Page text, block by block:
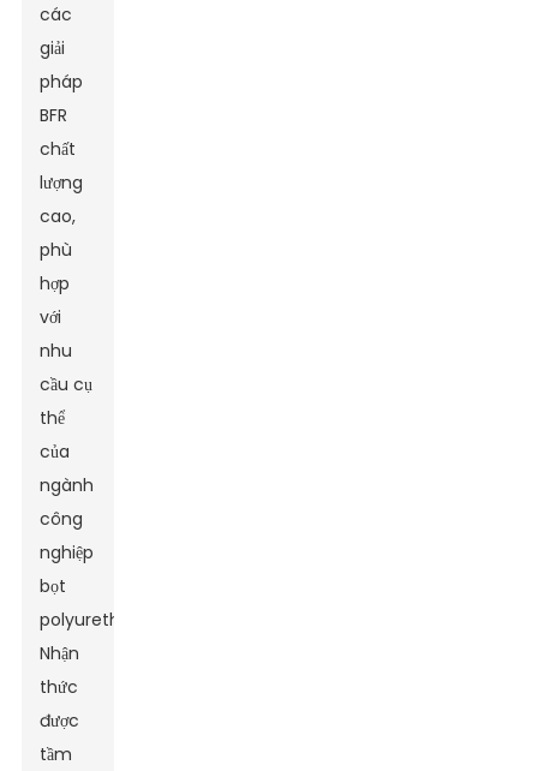
các
giải
pháp
BFR
chất
lượng
cao,
phù
hợp
với
nhu
cầu cụ
thể
của
ngành
công
nghiệp
bọt
polyurethane.
Nhận
thức
được
tầm